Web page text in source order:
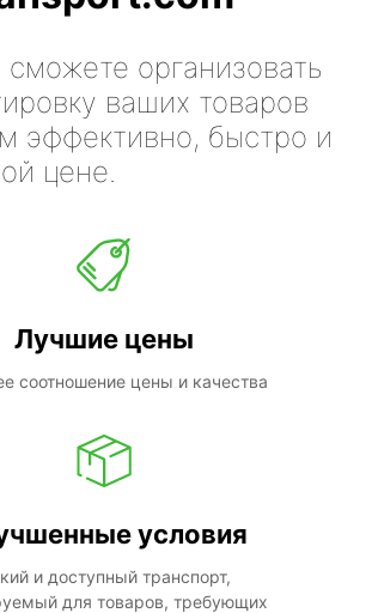
организовать
ваших товаров
эффективно, быстро и
цене.
Лучшие цены
соотношение цены и качества
условия
и доступный транспорт,
для товаров, требующих